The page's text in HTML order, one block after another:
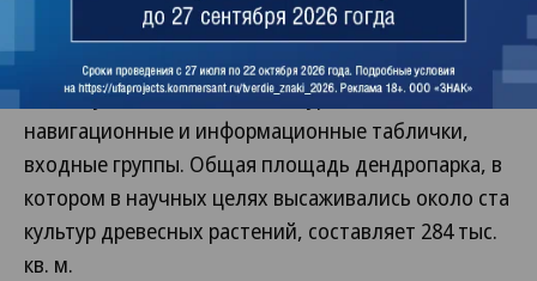
зоны отдыха, автостоянки. Также подрядчик
должен был уложить асфальт, заменить бортовые
камни, установить скамейки, урны,
навигационные и информационные таблички,
входные группы. Общая площадь дендропарка, в
котором в научных целях высаживались около ста
культур древесных растений, составляет 284 тыс.
кв. м.